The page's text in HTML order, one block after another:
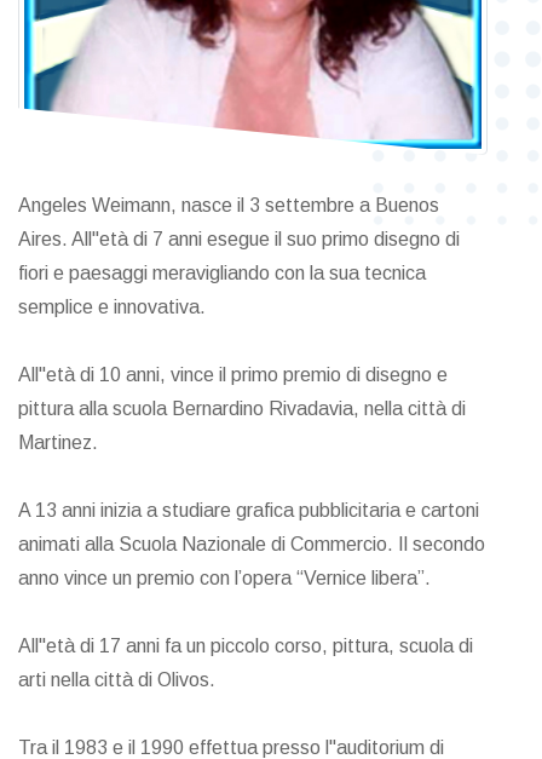
Angeles Weimann, nasce il 3 settembre a Buenos
Aires. All"età di 7 anni esegue il suo primo disegno di
fiori e paesaggi meravigliando con la sua tecnica
semplice e innovativa.
All"età di 10 anni, vince il primo premio di disegno e
pittura alla scuola Bernardino Rivadavia, nella città di
Martinez.
A 13 anni inizia a studiare grafica pubblicitaria e cartoni
animati alla Scuola Nazionale di Commercio. Il secondo
anno vince un premio con l’opera “Vernice libera”.
All"età di 17 anni fa un piccolo corso, pittura, scuola di
arti nella città di Olivos.
Tra il 1983 e il 1990 effettua presso l"auditorium di